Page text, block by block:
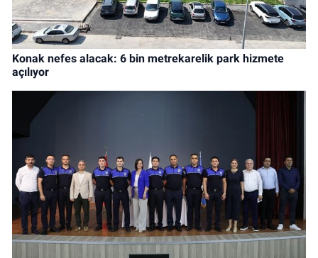
Konak nefes alacak: 6 bin metrekarelik park hizmete
açılıyor